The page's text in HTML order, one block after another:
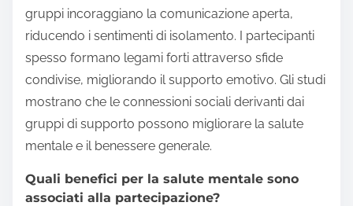
gruppi incoraggiano la comunicazione aperta,
riducendo i sentimenti di isolamento. I partecipanti
spesso formano legami forti attraverso sfide
condivise, migliorando il supporto emotivo. Gli studi
mostrano che le connessioni sociali derivanti dai
gruppi di supporto possono migliorare la salute
mentale e il benessere generale.
Quali benefici per la salute mentale sono
associati alla partecipazione?